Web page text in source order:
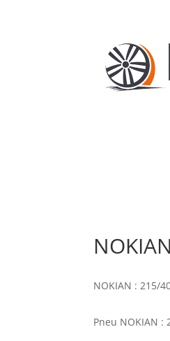
NOKIAN : 215/
Pneu NOKIAN :